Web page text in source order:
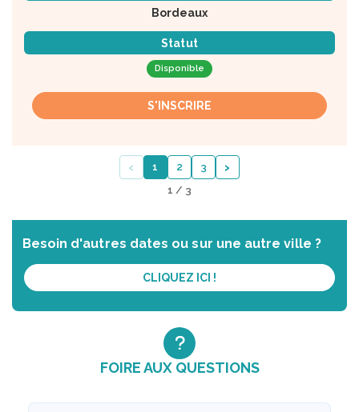
Bordeaux
Statut
Disponible
S'INSCRIRE
‹ 1 2 3 ›
1 / 3
Besoin d'autres dates ou sur une autre ville ?
CLIQUEZ ICI !
FOIRE AUX QUESTIONS